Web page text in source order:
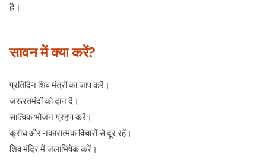
है।
सावन में क्या करें?
प्रतिदिन शिव मंत्रों का जाप करें।
जरूरतमंदों को दान दें।
सात्विक भोजन ग्रहण करें।
क्रोध और नकारात्मक विचारों से दूर रहें।
शिव मंदिर में जलाभिषेक करें।